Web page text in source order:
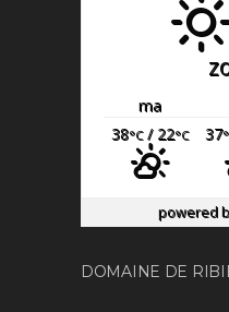
ma
38°C/ 22°C 37
powered
DOMAINE DE